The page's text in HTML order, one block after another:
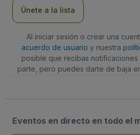
Únete a la lista
Al iniciar sesión o crear una
acuerdo de usuario y nuestra
posible que recibas notificaciones
parte, pero puedes darte de baja
Eventos en directo en todo el